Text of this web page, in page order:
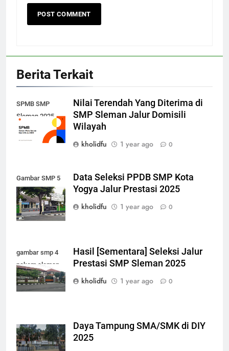
Berita Terkait
SPMB SMP
Sleman 2025
Nilai Terendah Yang Diterima di
SMP Sleman Jalur Domisili
Wilayah
kholidfu
1 year ago 0
Gambar SMP 5
Yogya Pawitikra
Data Seleksi PPDB SMP Kota
Yogya Jalur Prestasi 2025
kholidfu
1 year ago 0
gambar smp 4
pakem sleman
Hasil [Sementara] Seleksi Jalur
Prestasi SMP Sleman 2025
kholidfu
1 year ago 0
Daya Tampung SMA/SMK di DIY
2025